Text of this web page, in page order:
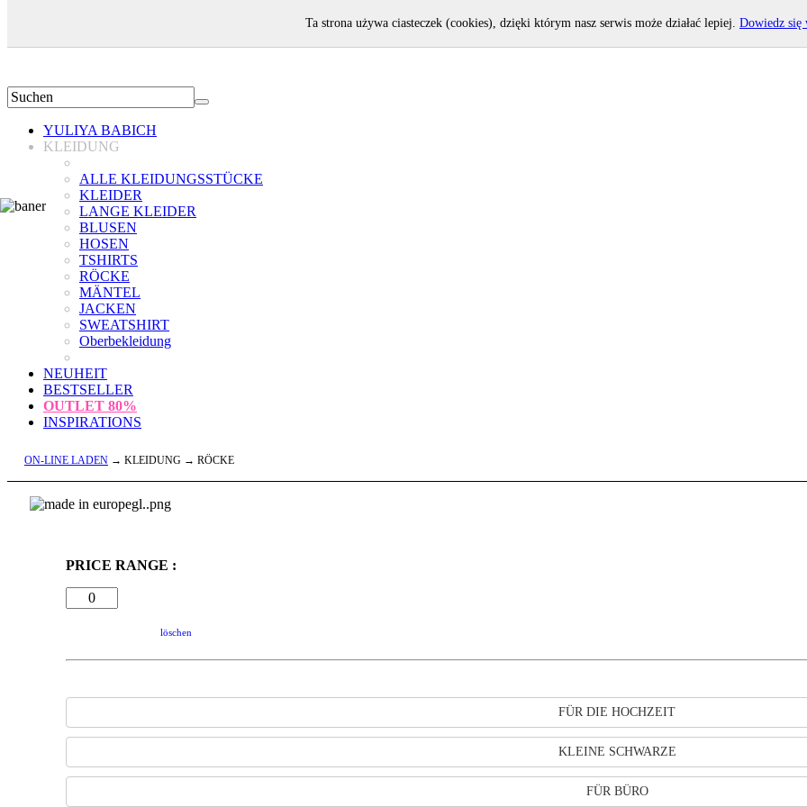
YULIYA BABICH
KLEIDUNG
ALLE KLEIDUNGSSTÜCKE
KLEIDER
LANGE KLEIDER
BLUSEN
HOSEN
TSHIRTS
RÖCKE
MÄNTEL
JACKEN
SWEATSHIRT
Oberbekleidung
NEUHEIT
BESTSELLER
OUTLET 80%
INSPIRATIONS
ON-LINE LADEN → KLEIDUNG → RÖCKE
PRICE RANGE :
löschen
FÜR DIE HOCHZEIT
KLEINE SCHWARZE
FÜR BÜRO
Ta strona używa ciasteczek (cookies), dzięki którym nasz serwis może działać lepiej. Dowiedz się